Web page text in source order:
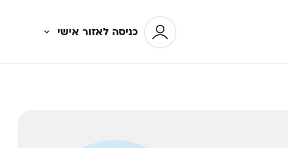
כניסה לאזור אישי